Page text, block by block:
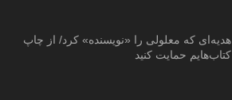
هدیه‌ای که معلولی را «نویسنده» کرد/ از چاپ
کتاب‌هایم حمایت کنید